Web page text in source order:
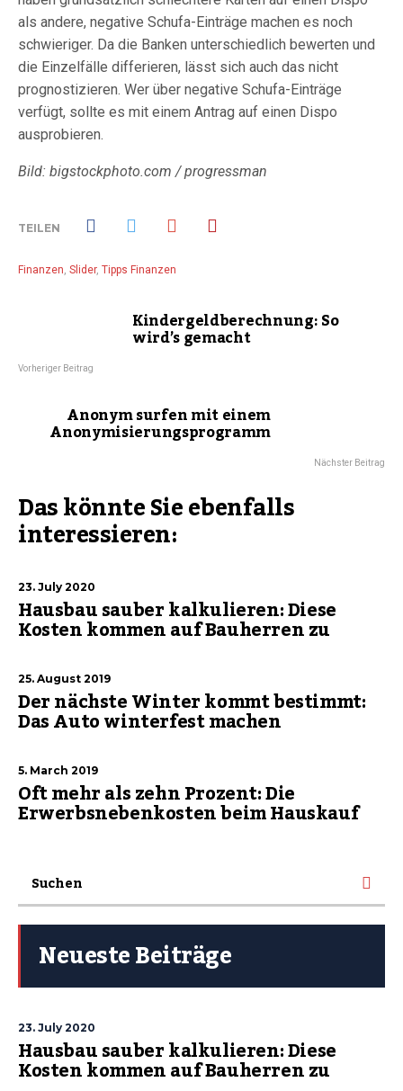
als andere, negative Schufa-Einträge machen es noch
schwieriger. Da die Banken unterschiedlich bewerten und
die Einzelfälle differieren, lässt sich auch das nicht
prognostizieren. Wer über negative Schufa-Einträge
verfügt, sollte es mit einem Antrag auf einen Dispo
ausprobieren.
Bild: bigstockphoto.com / progressman
TEILEN
Finanzen Slider, Tipps Finanzen
Kindergeldberechnung: So
wird’s gemacht
Vorheriger Beitrag
Anonym surfen mit einem
Anonymisierungsprogramm
Nächster Beitrag
Das könnte Sie ebenfalls
interessieren:
23. July 2020
Hausbau sauber kalkulieren: Diese
Kosten kommen auf Bauherren zu
25. August 2019
Der nächste Winter kommt bestimmt:
Das Auto winterfest machen
5. March 2019
Oft mehr als zehn Prozent: Die
Erwerbsnebenkosten beim Hauskauf
Neueste Beiträge
23. July 2020
Hausbau sauber kalkulieren: Diese
Kosten kommen auf Bauherren zu